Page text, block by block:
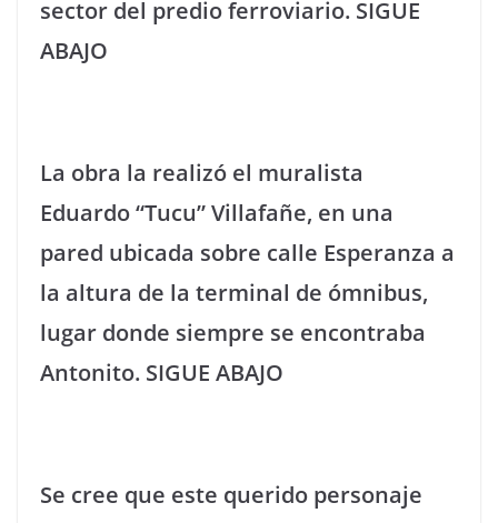
sector del predio ferroviario. SIGUE
ABAJO
La obra la realizó el muralista
Eduardo “Tucu” Villafañe, en una
pared ubicada sobre calle Esperanza a
la altura de la terminal de ómnibus,
lugar donde siempre se encontraba
Antonito. SIGUE ABAJO
Se cree que este querido personaje